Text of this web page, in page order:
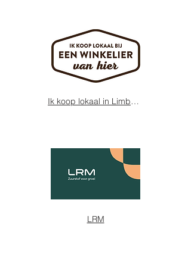
Ik koop lokaal in Limburg
LRM